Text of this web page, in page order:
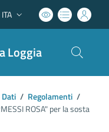
Lingua attiva:
ITA
Loggia
/ Regolamenti /
ROSA" per la sosta